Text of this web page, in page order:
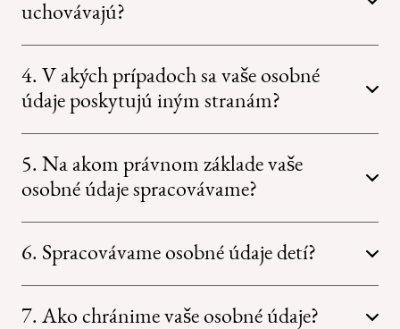
uchovávajú?
4. V akých prípadoch sa vaše osobné
údaje poskytujú iným stranám?
5. Na akom právnom základe vaše
osobné údaje spracovávame?
6. Spracovávame osobné údaje detí?
7. Ako chránime vaše osobné údaje?